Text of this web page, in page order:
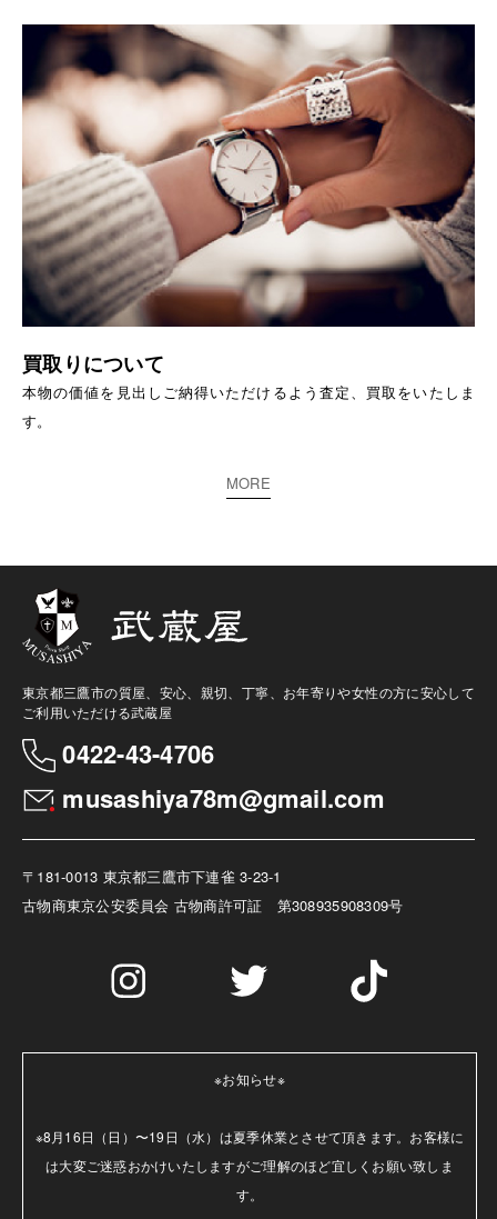
買取りについて
本物の価値を見出しご納得いただけるよう査定、買取をいたしま
す。
MORE
東京都三鷹市の質屋、安心、親切、丁寧、お年寄りや女性の方に安心して
ご利用いただける武蔵屋
0422-43-4706
musashiya78m@gmail.com
〒181-0013 東京都三鷹市下連雀 3-23-1
古物商東京公安委員会 古物商許可証 第308935908309号
※お知らせ※
※8月16日（日）〜19日（水）は夏季休業とさせて頂きます。お客様に
は大変ご迷惑おかけいたしますがご理解のほど宜しくお願い致しま
す。